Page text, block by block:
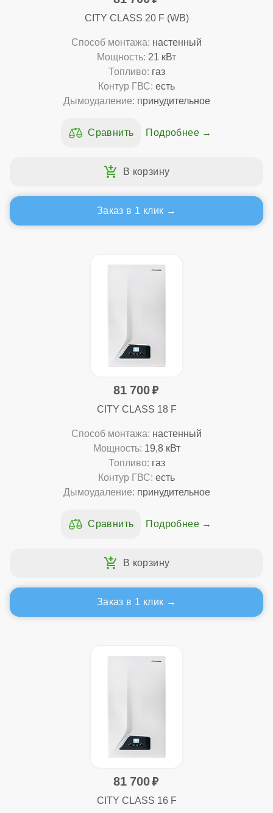
CITY CLASS 20 F (WB)
Способ монтажа: настенный
Мощность: 21 кВт
Топливо: газ
Контур ГВС: есть
Дымоудаление: принудительное
Подробнее
Заказ в 1 клик
81 700
CITY CLASS 18 F
Способ монтажа: настенный
Мощность: 19,8 кВт
Топливо: газ
Контур ГВС: есть
Дымоудаление: принудительное
Подробнее
Заказ в 1 клик
81 700
CITY CLASS 16 F